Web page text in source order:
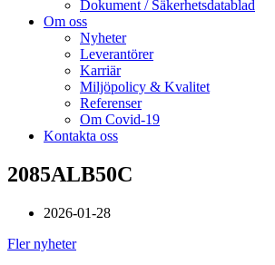
Dokument / Säkerhetsdatablad
Om oss
Nyheter
Leverantörer
Karriär
Miljöpolicy & Kvalitet
Referenser
Om Covid-19
Kontakta oss
2085ALB50C
2026-01-28
Fler nyheter